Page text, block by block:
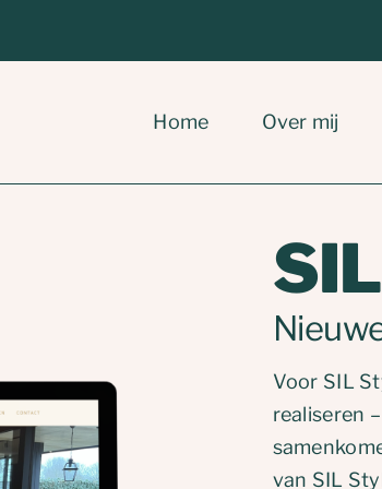
Home Over mij
Voor SIL
realiseren
van SIL